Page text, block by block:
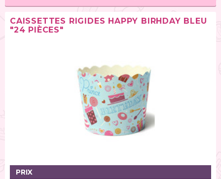
Poches à douille et bouteilles (62)
Spatules / ustensiles (90)
Tables tournantes (5)
Rouleaux (18)
CAISSETTES RIGIDES HAPPY BIRHDAY BLEU
"24 PIÈCES"
PRIX